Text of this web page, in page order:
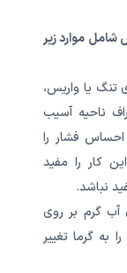
موارد زیر
تنگ یا واریس،
ناحیه آسیب
فشار را
کار را مفید
نباشد.
آب گرم بر روی
گرما تغییر